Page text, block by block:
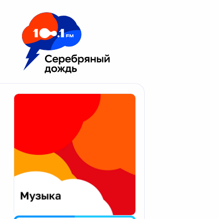
Москва 100.1 FM
Апатиты
Екатеринбург
Калининград
Калуга